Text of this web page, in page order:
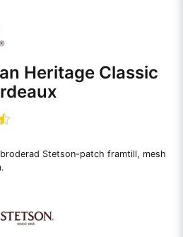
Heritage Classic
Stetson-patch framtill, mesh